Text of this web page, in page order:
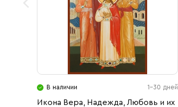
В наличии 1-30 дней
Икона Вера, Надежда, Любовь и их